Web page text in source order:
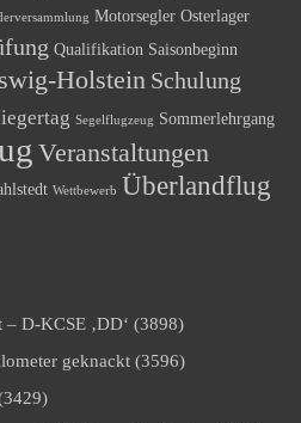
Motorsegler Osterlager
Qualifikation Saisonbeginn
Holstein Schulung
Segelflugzeug Sommerlehrgang
Veranstaltungen
Wettbewerb Überlandflug
D-KCSE ‚DD‘ (3898)
geknackt (3596)